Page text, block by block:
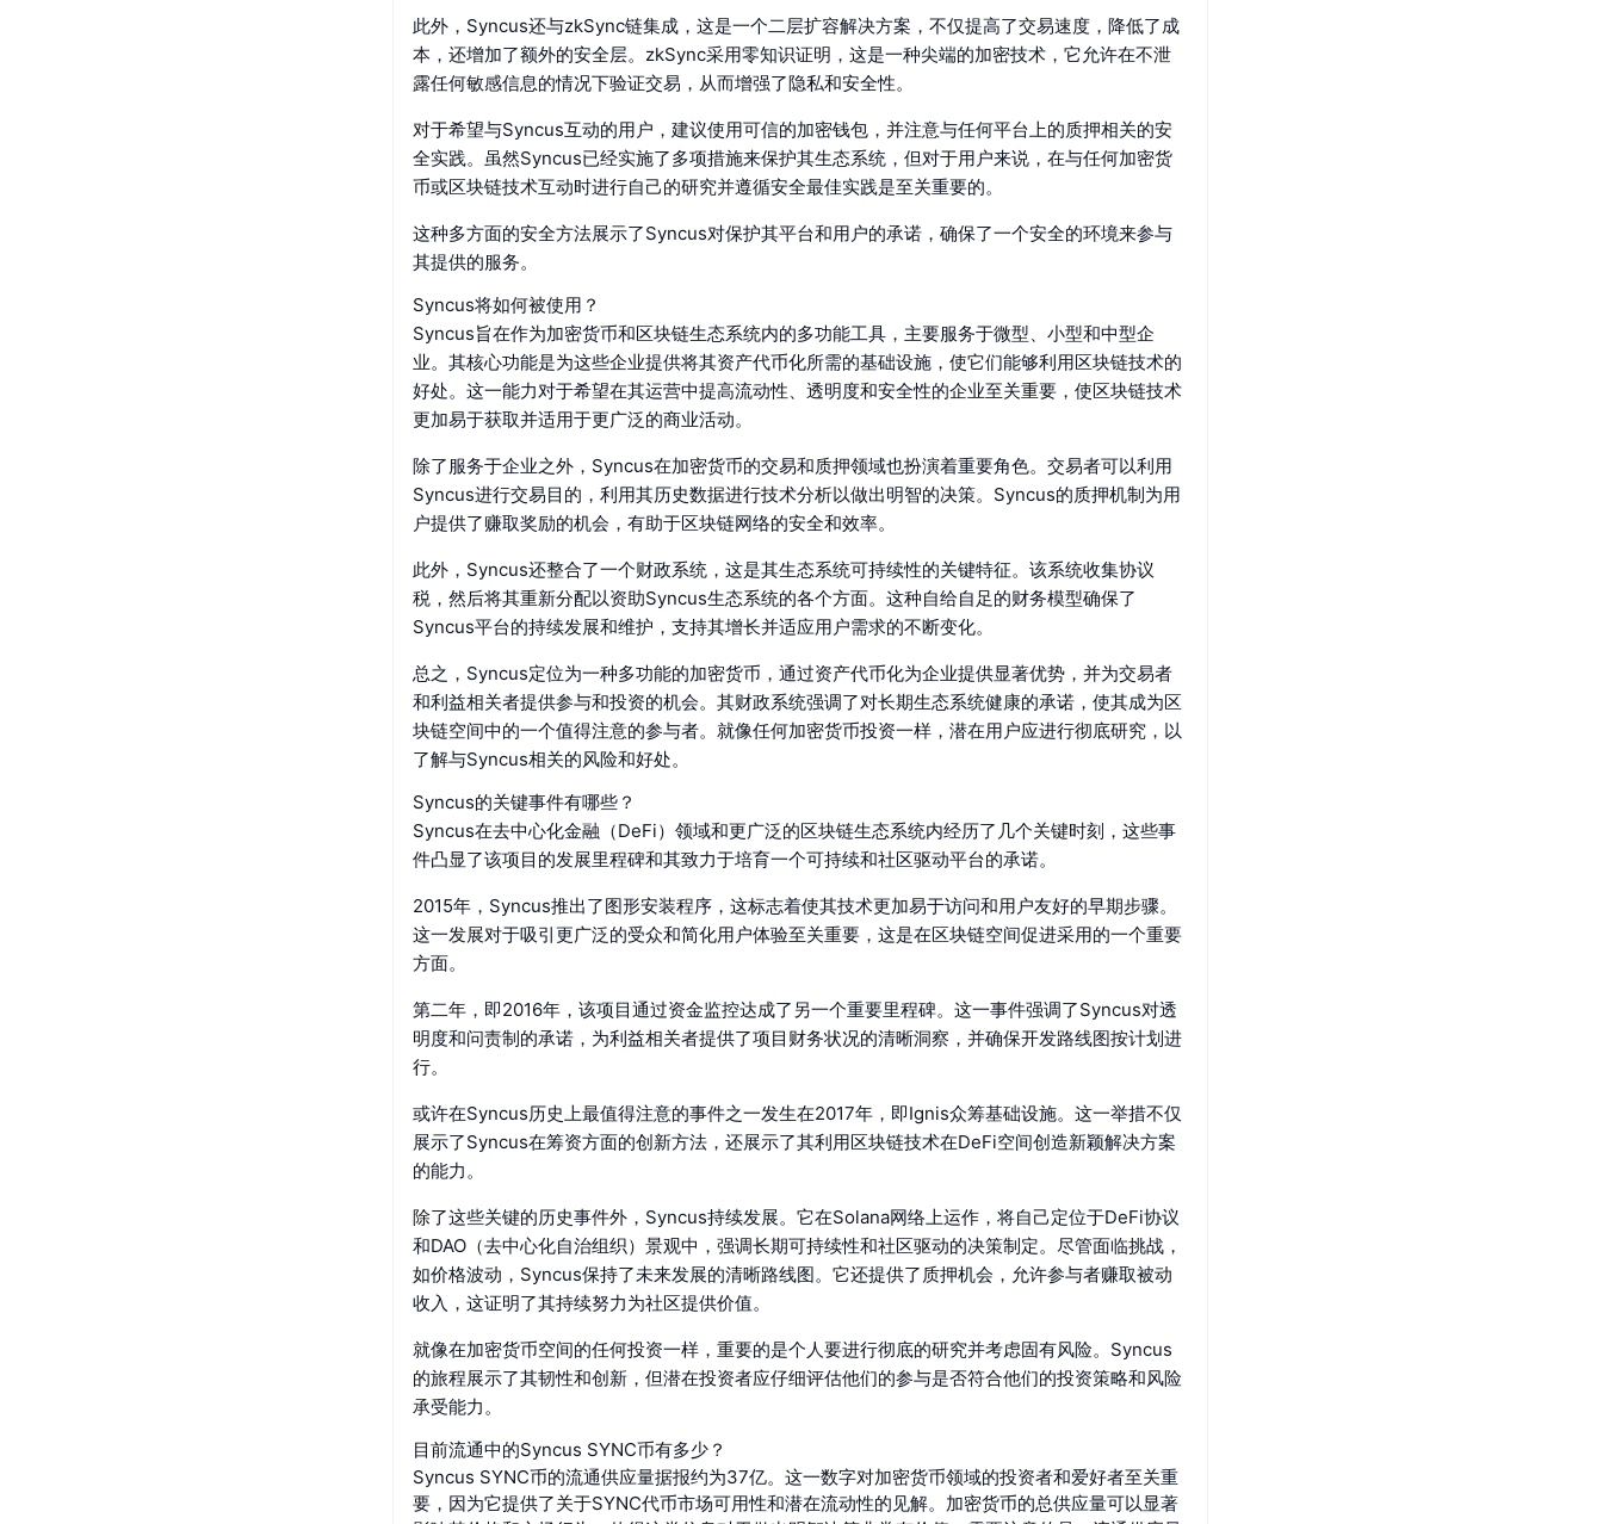
此外，Syncus还与zkSync链集成，这是一个二层扩容解决方案，不仅提高了交易速度，降低了成
本，还增加了额外的安全层。zkSync采用零知识证明，这是一种尖端的加密技术，它允许在不泄
露任何敏感信息的情况下验证交易，从而增强了隐私和安全性。
对于希望与Syncus互动的用户，建议使用可信的加密钱包，并注意与任何平台上的质押相关的安
全实践。虽然Syncus已经实施了多项措施来保护其生态系统，但对于用户来说，在与任何加密货
币或区块链技术互动时进行自己的研究并遵循安全最佳实践是至关重要的。
这种多方面的安全方法展示了Syncus对保护其平台和用户的承诺，确保了一个安全的环境来参与
其提供的服务。
Syncus将如何被使用？
Syncus旨在作为加密货币和区块链生态系统内的多功能工具，主要服务于微型、小型和中型企
业。其核心功能是为这些企业提供将其资产代币化所需的基础设施，使它们能够利用区块链技术的
好处。这一能力对于希望在其运营中提高流动性、透明度和安全性的企业至关重要，使区块链技术
更加易于获取并适用于更广泛的商业活动。
除了服务于企业之外，Syncus在加密货币的交易和质押领域也扮演着重要角色。交易者可以利用
Syncus进行交易目的，利用其历史数据进行技术分析以做出明智的决策。Syncus的质押机制为用
户提供了赚取奖励的机会，有助于区块链网络的安全和效率。
此外，Syncus还整合了一个财政系统，这是其生态系统可持续性的关键特征。该系统收集协议
税，然后将其重新分配以资助Syncus生态系统的各个方面。这种自给自足的财务模型确保了
Syncus平台的持续发展和维护，支持其增长并适应用户需求的不断变化。
总之，Syncus定位为一种多功能的加密货币，通过资产代币化为企业提供显著优势，并为交易者
和利益相关者提供参与和投资的机会。其财政系统强调了对长期生态系统健康的承诺，使其成为区
块链空间中的一个值得注意的参与者。就像任何加密货币投资一样，潜在用户应进行彻底研究，以
了解与Syncus相关的风险和好处。
Syncus的关键事件有哪些？
Syncus在去中心化金融（DeFi）领域和更广泛的区块链生态系统内经历了几个关键时刻，这些事
件凸显了该项目的发展里程碑和其致力于培育一个可持续和社区驱动平台的承诺。
2015年，Syncus推出了图形安装程序，这标志着使其技术更加易于访问和用户友好的早期步骤。
这一发展对于吸引更广泛的受众和简化用户体验至关重要，这是在区块链空间促进采用的一个重要
方面。
第二年，即2016年，该项目通过资金监控达成了另一个重要里程碑。这一事件强调了Syncus对透
明度和问责制的承诺，为利益相关者提供了项目财务状况的清晰洞察，并确保开发路线图按计划进
行。
或许在Syncus历史上最值得注意的事件之一发生在2017年，即Ignis众筹基础设施。这一举措不仅
展示了Syncus在筹资方面的创新方法，还展示了其利用区块链技术在DeFi空间创造新颖解决方案
的能力。
除了这些关键的历史事件外，Syncus持续发展。它在Solana网络上运作，将自己定位于DeFi协议
和DAO（去中心化自治组织）景观中，强调长期可持续性和社区驱动的决策制定。尽管面临挑战，
如价格波动，Syncus保持了未来发展的清晰路线图。它还提供了质押机会，允许参与者赚取被动
收入，这证明了其持续努力为社区提供价值。
就像在加密货币空间的任何投资一样，重要的是个人要进行彻底的研究并考虑固有风险。Syncus
的旅程展示了其韧性和创新，但潜在投资者应仔细评估他们的参与是否符合他们的投资策略和风险
承受能力。
目前流通中的Syncus SYNC币有多少？
Syncus SYNC币的流通供应量据报约为37亿。这一数字对加密货币领域的投资者和爱好者至关重
要，因为它提供了关于SYNC代币市场可用性和潜在流动性的见解。加密货币的总供应量可以显著